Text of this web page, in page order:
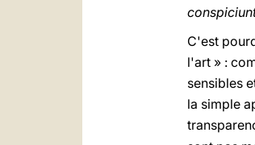
C'est
l'art » :
sensibles
la simple